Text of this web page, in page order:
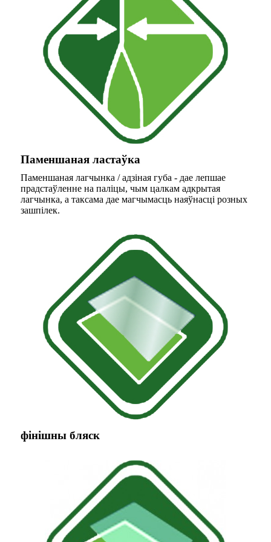
Паменшаная ластаўка
Паменшаная лагчынка / адзіная губа - дае лепшае
прадстаўленне на паліцы, чым цалкам адкрытая
лагчынка, а таксама дае магчымасць наяўнасці розных
зашпілек.
фінішны бляск